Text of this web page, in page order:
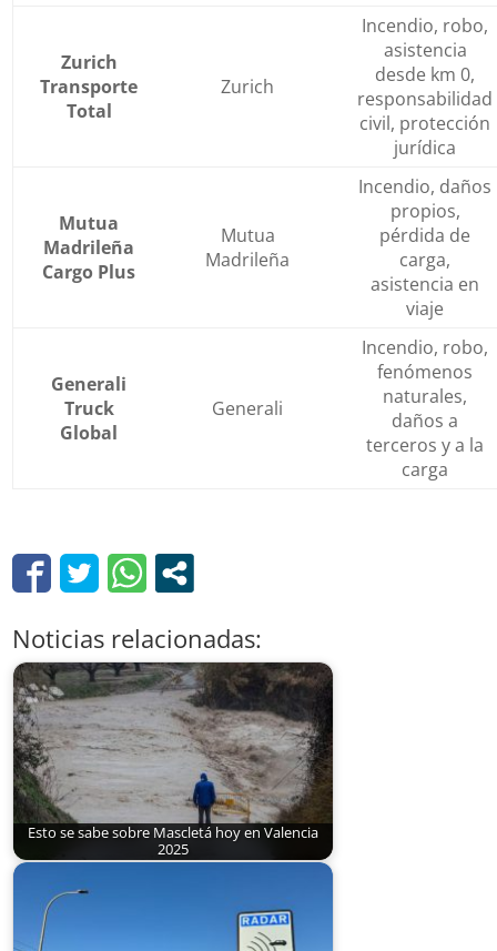
Zurich
Transporte
Total
Zurich
Incendio, robo,
asistencia
desde km 0,
responsabilidad
civil, protección
jurídica
Mutua
Madrileña
Cargo Plus
Mutua
Madrileña
Incendio, daños
propios,
pérdida de
carga,
asistencia en
viaje
Generali
Truck
Global
Generali
Incendio, robo,
fenómenos
naturales,
daños a
terceros y a la
carga
Noticias relacionadas:
Esto se sabe sobre Mascletá hoy en Valencia
2025